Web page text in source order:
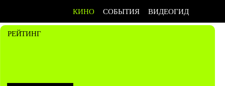
КИНО СОБЫТИЯ ВИДЕОГИД
РЕЙТИНГ